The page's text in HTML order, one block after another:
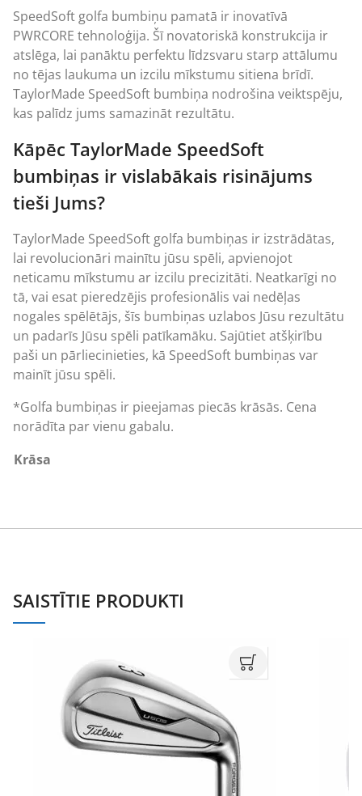
SpeedSoft golfa bumbiņu pamatā ir inovatīvā
PWRCORE tehnoloģija. Šī novatoriskā konstrukcija ir
atslēga, lai panāktu perfektu līdzsvaru starp attālumu
no tējas laukuma un izcilu mīkstumu sitiena brīdī.
TaylorMade SpeedSoft bumbiņa nodrošina veiktspēju,
kas palīdz jums samazināt rezultātu.
Kāpēc TaylorMade SpeedSoft
bumbiņas ir vislabākais risinājums
tieši Jums?
TaylorMade SpeedSoft golfa bumbiņas ir izstrādātas,
lai revolucionāri mainītu jūsu spēli, apvienojot
neticamu mīkstumu ar izcilu precizitāti. Neatkarīgi no
tā, vai esat pieredzējis profesionālis vai nedēļas
nogales spēlētājs, šīs bumbiņas uzlabos Jūsu rezultātu
un padarīs Jūsu spēli patīkamāku. Sajūtiet atšķirību
paši un pārliecinieties, kā SpeedSoft bumbiņas var
mainīt jūsu spēli.
*Golfa bumbiņas ir pieejamas piecās krāsās. Cena
norādīta par vienu gabalu.
Krāsa
SAISTĪTIE PRODUKTI